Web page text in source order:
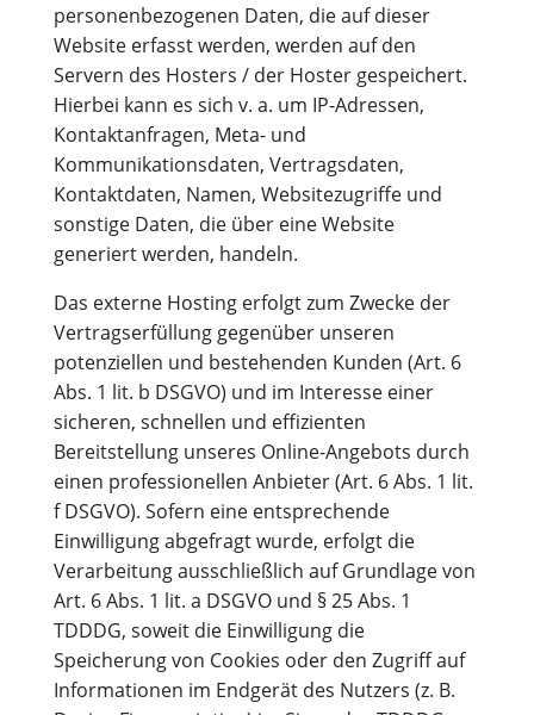
personenbezogenen Daten, die auf dieser
Website erfasst werden, werden auf den
Servern des Hosters / der Hoster gespeichert.
Hierbei kann es sich v. a. um IP-Adressen,
Kontaktanfragen, Meta- und
Kommunikationsdaten, Vertragsdaten,
Kontaktdaten, Namen, Websitezugriffe und
sonstige Daten, die über eine Website
generiert werden, handeln.
Das externe Hosting erfolgt zum Zwecke der
Vertragserfüllung gegenüber unseren
potenziellen und bestehenden Kunden (Art. 6
Abs. 1 lit. b DSGVO) und im Interesse einer
sicheren, schnellen und effizienten
Bereitstellung unseres Online-Angebots durch
einen professionellen Anbieter (Art. 6 Abs. 1 lit.
f DSGVO). Sofern eine entsprechende
Einwilligung abgefragt wurde, erfolgt die
Verarbeitung ausschließlich auf Grundlage von
Art. 6 Abs. 1 lit. a DSGVO und § 25 Abs. 1
TDDDG, soweit die Einwilligung die
Speicherung von Cookies oder den Zugriff auf
Informationen im Endgerät des Nutzers (z. B.